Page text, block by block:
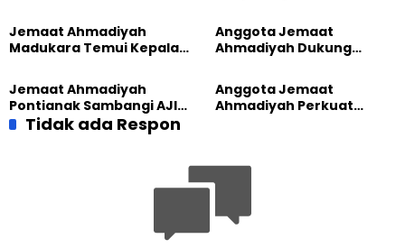
GPdI Eben Haezer
Jemaat Ahmadiyah
Madukara Temui Kepala
Komitmen Jaga
Kerukunan
Anggota Jemaat
Ahmadiyah Dukung
Jemaat Ahmadiyah
Pontianak Sambangi AJI,
Bahas Kolaborasi Positif
Anggota Jemaat
Ahmadiyah Perkuat
Yogyakarta
Tidak ada Respon